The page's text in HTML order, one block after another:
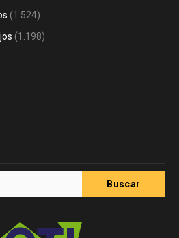
(1.524)
(1.198)
Buscar